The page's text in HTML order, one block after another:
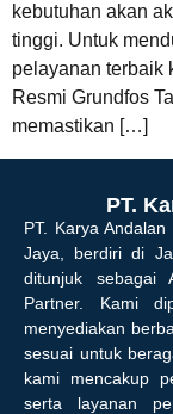
kebutuhan akan
tinggi. Untuk
pelayanan terbaik
Resmi Grundfos
memastikan […]
PT.
PT. Karya
Jaya, berdiri di
ditunjuk sebagai
Partner. Kami
menyediakan
sesuai untuk
kami mencakup
serta layanan